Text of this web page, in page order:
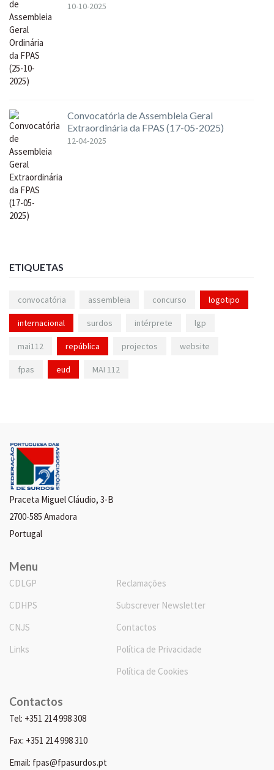
10-10-2025
Convocatória de Assembleia Geral
Extraordinária da FPAS (17-05-2025)
12-04-2025
ETIQUETAS
convocatória assembleia concurso logotipo
internacional surdos intérprete lgp
mai112 república projectos website
fpas eud MAI 112
Praceta Miguel Cláudio, 3-B
2700-585 Amadora
Portugal
Menu
CDLGP
CDHPS
CNJS
Links
Reclamações
Subscrever Newsletter
Contactos
Política de Privacidade
Política de Cookies
Contactos
Tel: +351 214 998 308
Fax: +351 214 998 310
Email: fpas@fpasurdos.pt